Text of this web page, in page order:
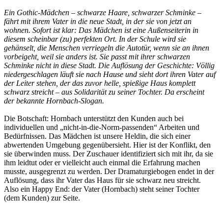
Ein Gothic-Mädchen – schwarze Haare, schwarzer Schminke –
fährt mit ihrem Vater in die neue Stadt, in der sie von jetzt an
wohnen. Sofort ist klar: Das Mädchen ist eine Außenseiterin in
diesem scheinbar (zu) perfekten Ort. In der Schule wird sie
gehänselt, die Menschen verriegeln die Autotür, wenn sie an ihnen
vorbeigeht, weil sie anders ist. Sie passt mit ihrer schwarzen
Schminke nicht in diese Stadt. Die Auflösung der Geschichte: Völlig
niedergeschlagen läuft sie nach Hause und sieht dort ihren Vater auf
der Leiter stehen, der das zuvor helle, spießige Haus komplett
schwarz streicht – aus Solidarität zu seiner Tochter. Da erscheint
der bekannte Hornbach-Slogan.
Die Botschaft: Hornbach unterstützt den Kunden auch bei
individuellen und „nicht-in-die-Norm-passenden“ Arbeiten und
Bedürfnissen. Das Mädchen ist unsere Heldin, die sich einer
abwertenden Umgebung gegenübersieht. Hier ist der Konflikt, den
sie überwinden muss. Der Zuschauer identifiziert sich mit ihr, da sie
ihm leidtut oder er vielleicht auch einmal die Erfahrung machen
musste, ausgegrenzt zu werden. Der Dramaturgiebogen endet in der
Auflösung, dass ihr Vater das Haus für sie schwarz neu streicht.
Also ein Happy End: der Vater (Hornbach) steht seiner Tochter
(dem Kunden) zur Seite.